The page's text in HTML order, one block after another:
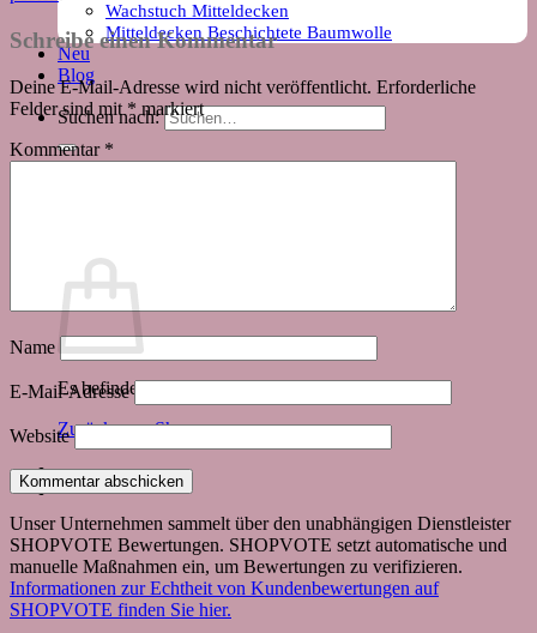
Wachstuch Mitteldecken
Mitteldecken Beschichtete Baumwolle
Neu
Blog
Suchen nach:
Es befinden sich keine Produkte im Warenkorb.
Zurück zum Shop
Schreibe einen Kommentar
Deine E-Mail-Adresse wird nicht veröffentlicht. Erforderliche
Felder sind mit * markiert
Kommentar *
Name
E-Mail-Adresse
Website
Unser Unternehmen sammelt über den unabhängigen Dienstleister
SHOPVOTE Bewertungen. SHOPVOTE setzt automatische und
manuelle Maßnahmen ein, um Bewertungen zu verifizieren.
Informationen zur Echtheit von Kundenbewertungen auf
SHOPVOTE finden Sie hier.